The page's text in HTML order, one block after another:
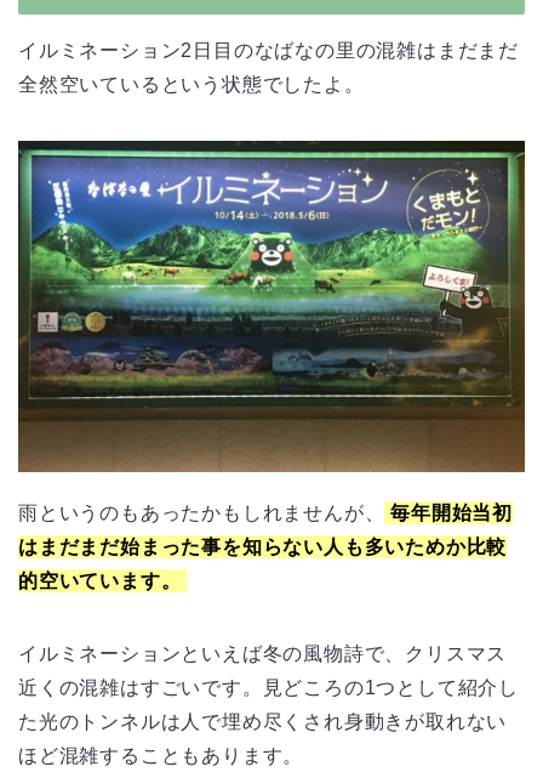
イルミネーション2日目のなばなの里の混雑はまだまだ
全然空いているという状態でしたよ。
雨というのもあったかもしれませんが、
毎年開始当初
はまだまだ始まった事を知らない人も多いためか比較
的空いています。
イルミネーションといえば冬の風物詩で、クリスマス
近くの混雑はすごいです。見どころの1つとして紹介し
た光のトンネルは人で埋め尽くされ身動きが取れない
ほど混雑することもあります。